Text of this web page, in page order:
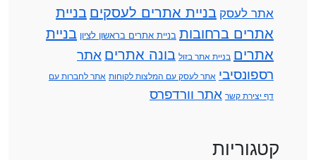
אתר לעסק בניית אתרים לעסקים בניית
אתרים ברחובות בניית אתרים בראשון לציון בניית
אתרים בניית אתר בזול בונה אתרים אתר
רספונסיבי אתר לעסק עם המלצות לקוחות אתר לחברות עם
דף יצירת קשר אתר וורדפרס
קטגוריות